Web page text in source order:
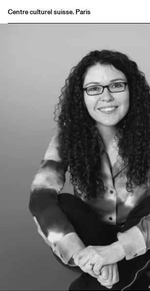
Centre culturel suisse. Paris